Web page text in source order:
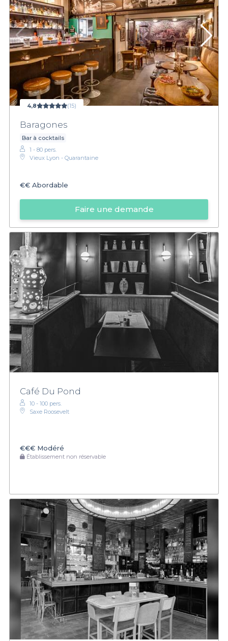
4,8 (15)
Baragones
Bar à cocktails
1 - 80 pers.
Vieux Lyon - Quarantaine
€€ Abordable
Faire une demande
Café Du Pond
10 - 100 pers.
Saxe Roosevelt
€€€ Modéré
Établissement non réservable